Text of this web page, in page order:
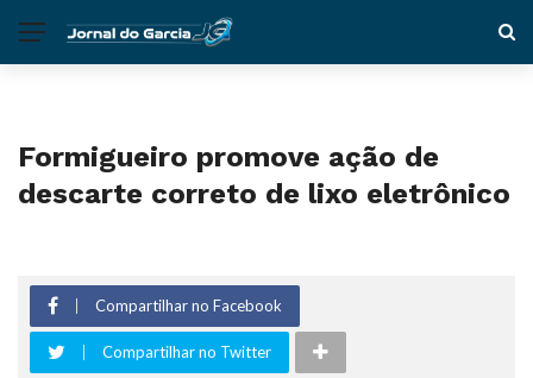
Formigueiro promove ação de
descarte correto de lixo eletrônico
Compartilhar no Facebook
Compartilhar no Twitter